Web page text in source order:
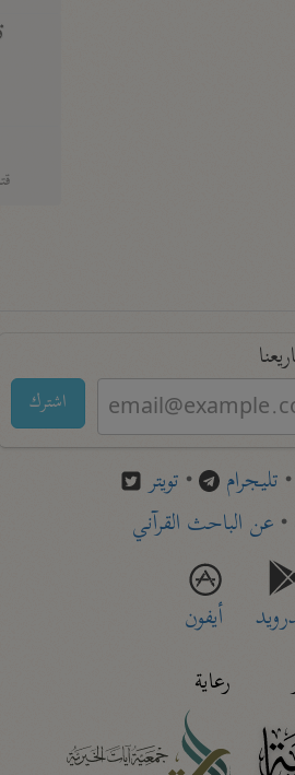
اشترك
تليجرام • تويتر
• عن الباحث القرآني
أيفون
رعاية